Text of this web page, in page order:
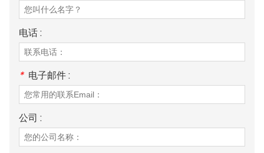
电话 :
* 电子邮件 :
公司 :